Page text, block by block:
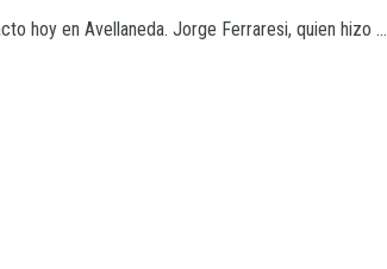
hoy en Avellaneda. Jorge Ferraresi, quien hizo ...